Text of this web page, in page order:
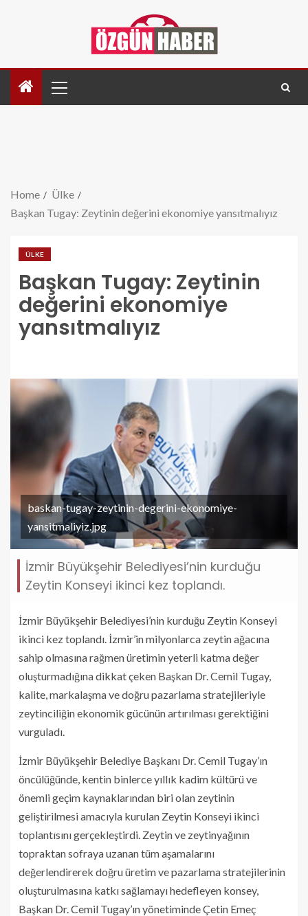
Home
Ülke
Başkan Tugay: Zeytinin değerini ekonomiye yansıtmalıyız
ÜLKE
Başkan Tugay: Zeytinin
değerini ekonomiye
yansıtmalıyız
baskan-tugay-zeytinin-degerini-ekonomiye-
yansitmaliyiz.jpg
İzmir Büyükşehir Belediyesi’nin kurduğu
Zeytin Konseyi ikinci kez toplandı.
İzmir Büyükşehir Belediyesi’nin kurduğu Zeytin Konseyi
ikinci kez toplandı. İzmir’in milyonlarca zeytin ağacına
sahip olmasına rağmen üretimin yeterli katma değer
oluşturmadığına dikkat çeken Başkan Dr. Cemil Tugay,
kalite, markalaşma ve doğru pazarlama stratejileriyle
zeytinciliğin ekonomik gücünün artırılması gerektiğini
vurguladı.
İzmir Büyükşehir Belediye Başkanı Dr. Cemil Tugay’ın
öncülüğünde, kentin binlerce yıllık kadim kültürü ve
önemli geçim kaynaklarından biri olan zeytinin
geliştirilmesi amacıyla kurulan Zeytin Konseyi ikinci
toplantısını gerçekleştirdi. Zeytin ve zeytinyağının
topraktan sofraya uzanan tüm aşamalarını
değerlendirerek doğru üretim ve pazarlama stratejilerinin
oluşturulmasına katkı sağlamayı hedefleyen konsey,
Başkan Dr. Cemil Tugay’ın yönetiminde Çetin Emeç